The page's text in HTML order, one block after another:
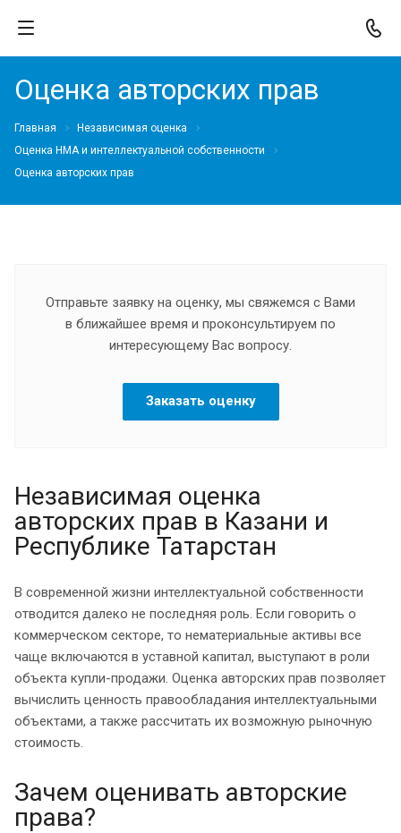
Оценка авторских прав
Главная
Независимая оценка
Оценка НМА и интеллектуальной собственности
Оценка авторских прав
Отправьте заявку на оценку, мы свяжемся с Вами
в ближайшее время и проконсультируем по
интересующему Вас вопросу.
Заказать оценку
Независимая оценка
авторских прав в Казани и
Республике Татарстан
В современной жизни интеллектуальной собственности
отводится далеко не последняя роль. Если говорить о
коммерческом секторе, то нематериальные активы все
чаще включаются в уставной капитал, выступают в роли
объекта купли-продажи. Оценка авторских прав позволяет
вычислить ценность правообладания интеллектуальными
объектами, а также рассчитать их возможную рыночную
стоимость.
Зачем оценивать авторские
права?